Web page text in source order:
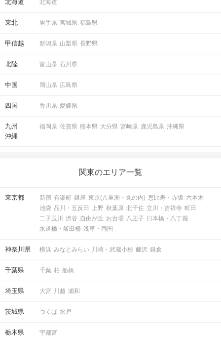
北海道 北海道
東北 岩手県 宮城県 福島県
甲信越 新潟県 山梨県 長野県
北陸 富山県 石川県
中国 岡山県 広島県
四国 香川県 愛媛県
九州
沖縄
福岡県 佐賀県 熊本県 大分県 宮崎県 鹿児島県 沖縄県
関東のエリア一覧
東京都 新宿 有楽町 銀座 東京(八重洲・丸の内) 恵比寿・赤坂 六本木
池袋 品川・五反田 上野 秋葉原 北千住 立川・吉祥寺 町田
二子玉川
渋谷 自由が丘 お台場 八王子 日本橋・八丁堀
水道橋・飯田橋 浅草・両国
神奈川県 横浜 みなとみらい 川崎・武蔵小杉 藤沢 鎌倉
千葉県 千葉 柏 船橋
埼玉県 大宮 川越 浦和
茨城県 つくば 水戸
栃木県 宇都宮